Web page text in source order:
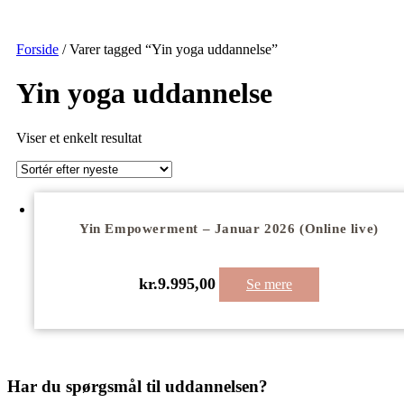
Forside / Varer tagged “Yin yoga uddannelse”
Yin yoga uddannelse
Viser et enkelt resultat
Yin Empowerment – Januar 2026 (Online live)
kr.9.995,00 Se mere
Har du spørgsmål til uddannelsen?